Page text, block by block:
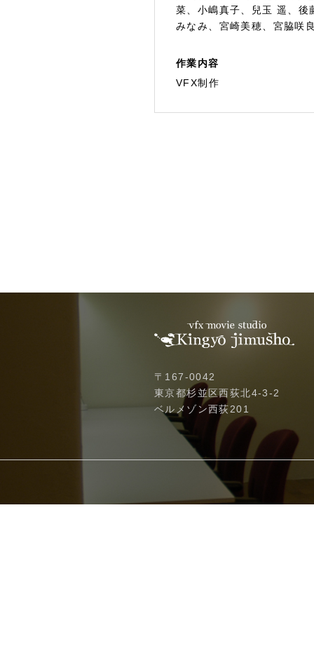
菜、小嶋真子、兒玉 遥、後
みなみ、宮崎美穂、宮脇咲
作業内容
VFX制作
〒167-0042
東京都杉並区西荻北4-3-2
ベルメゾン西荻201